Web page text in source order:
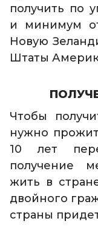
получить по
и минимум
Новую
Штаты
Чтобы
нужно
10 лет
получение
жить в
двойного
страны